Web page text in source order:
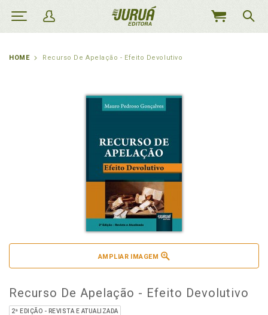
MEU
HOME Recurso De Apelação - Efeito Devolutivo
AMPLIAR IMAGEM
Recurso De Apelação - Efeito Devolutivo
2ª EDIÇÃO - REVISTA E ATUALIZADA